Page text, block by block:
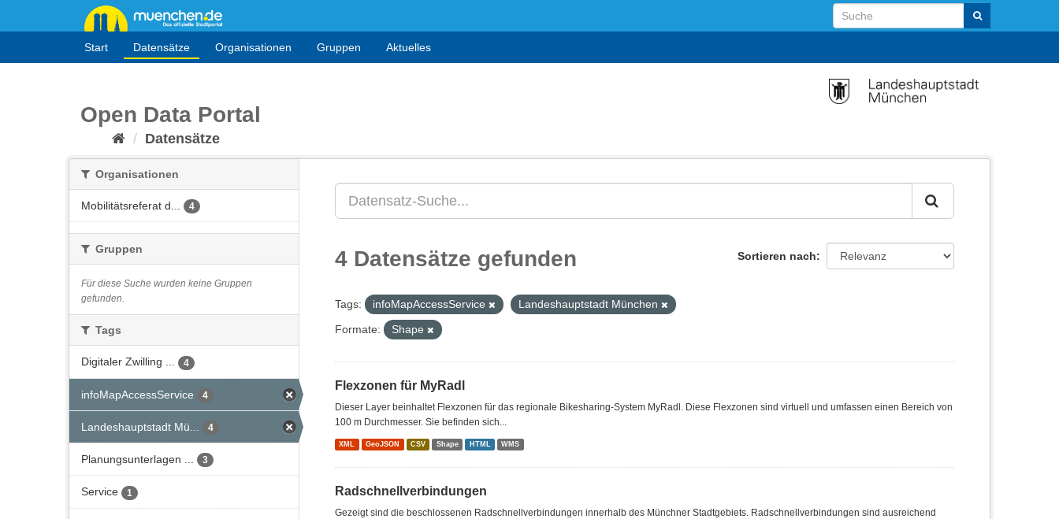
Start Datensätze Organisationen Gruppen Aktuelles
Open Data Portal
Datensätze
Organisationen
Mobilitätsreferat d... 4
Gruppen
Für diese Suche wurden keine Gruppen
gefunden.
Tags
Digitaler Zwilling ... 4
infoMapAccessService 4
Landeshauptstadt Mü... 4
Planungsunterlagen ... 3
Service 1
Sortieren nach
4 Datensätze gefunden
Tags: infoMapAccessService
Landeshauptstadt München
Formate:
Shape
Flexzonen für MyRadl
Dieser Layer beinhaltet Flexzonen für das regionale Bikesharing-System MyRadl. Diese Flexzonen sind virtuell und umfassen einen Bereich von
100 m Durchmesser. Sie befinden sich...
XML GeoJSON CSV Shape HTML WMS
Radschnellverbindungen
Gezeigt sind die beschlossenen Radschnellverbindungen innerhalb des Münchner Stadtgebiets. Radschnellverbindungen sind ausreichend